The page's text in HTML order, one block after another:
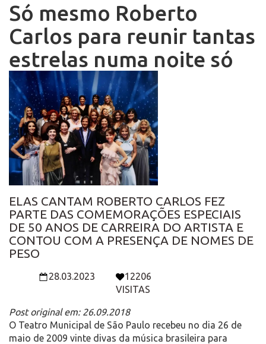
Só mesmo Roberto
Carlos para reunir tantas
estrelas numa noite só
ELAS CANTAM ROBERTO CARLOS FEZ
PARTE DAS COMEMORAÇÕES ESPECIAIS
DE 50 ANOS DE CARREIRA DO ARTISTA E
CONTOU COM A PRESENÇA DE NOMES DE
PESO
28.03.2023
12206
VISITAS
Post original em: 26.09.2018
O Teatro Municipal de São Paulo recebeu no dia 26 de
maio de 2009 vinte divas da música brasileira para